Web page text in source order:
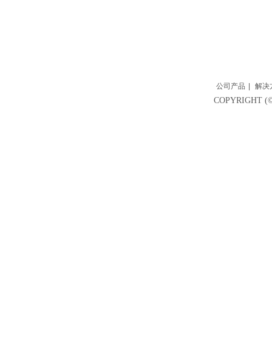
公司产品 解决
COPYRIGHT